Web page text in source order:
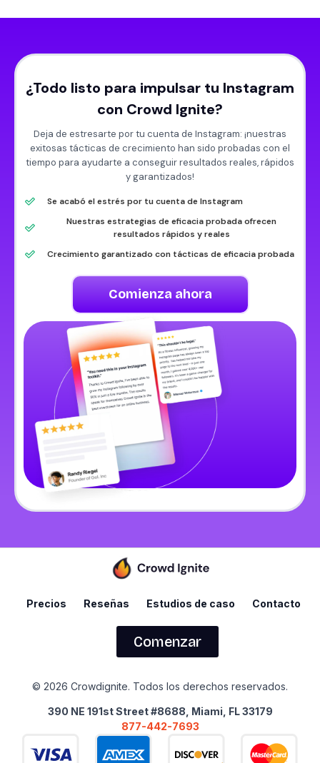
¿Todo listo para impulsar tu Instagram
con Crowd Ignite?
Deja de estresarte por tu cuenta de Instagram: ¡nuestras
exitosas tácticas de crecimiento han sido probadas con el
tiempo para ayudarte a conseguir resultados reales, rápidos
y garantizados!
Se acabó el estrés por tu cuenta de Instagram
Nuestras estrategias de eficacia probada ofrecen
resultados rápidos y reales
Crecimiento garantizado con tácticas de eficacia probada
Comienza ahora
Precios Reseñas Estudios de caso Contacto
Comenzar
© 2026 Crowdignite. Todos los derechos reservados.
390 NE 191st Street #8688, Miami, FL 33179
877-442-7693